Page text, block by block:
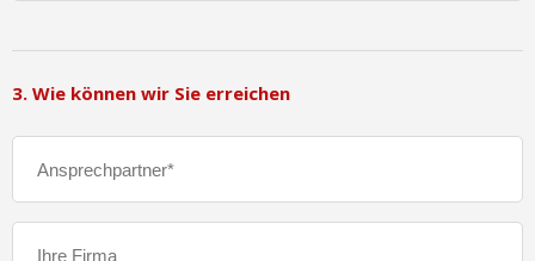
3. Wie können wir Sie erreichen